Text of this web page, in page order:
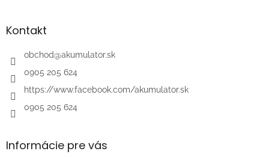
äKontakt
obchod@akumulator.sk
0905 205 624
https://www.facebook.com/akumulator.sk
0905 205 624
Informácie pre vás